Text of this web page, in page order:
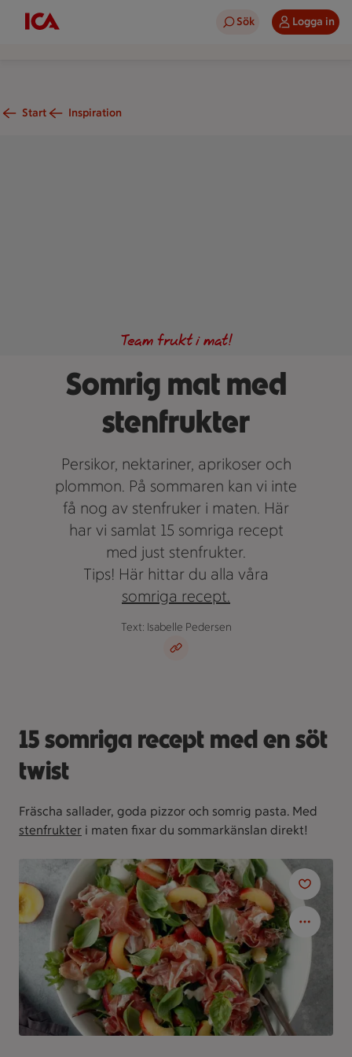
Sök Logga in
Start Inspiration
Somrig mat med
stenfrukter
Team frukt i mat!
Persikor, nektariner, aprikoser och
plommon. På sommaren kan vi inte
få nog av stenfruker i maten. Här
har vi samlat 15 somriga recept
med just stenfrukter.
Tips! Här hittar du alla våra
somriga recept.
Text: Isabelle Pedersen
15 somriga recept med en söt
twist
Fräscha sallader, goda pizzor och somrig pasta. Med
stenfrukter i maten fixar du sommarkänslan direkt!